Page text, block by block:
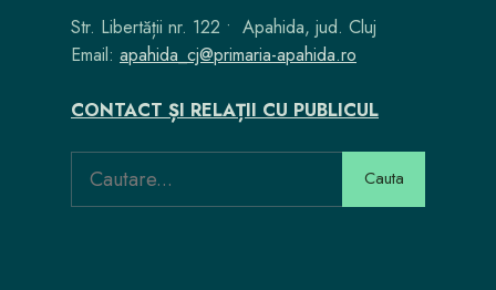
Str. Libertății nr. 122 • Apahida, jud. Cluj
Email: apahida_cj@primaria-apahida.ro
CONTACT ȘI RELAȚII CU PUBLICUL
for:
Cauta